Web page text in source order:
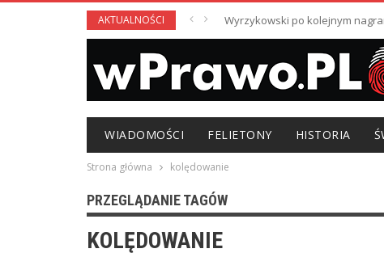
AKTUALNOŚCI Wyrzykowski po kolejnym
WIADOMOŚCI FELIETONY HISTORIA
Strona główna kolędowanie
PRZEGLĄDANIE TAGÓW
KOLĘDOWANIE